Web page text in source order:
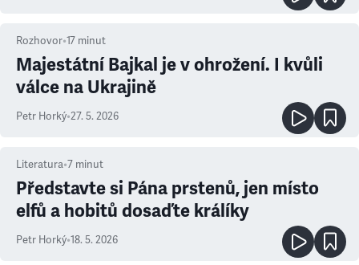
Rozhovor•17 minut
Majestátní Bajkal je v ohrožení. I kvůli
válce na Ukrajině
Petr Horký•27. 5. 2026
Literatura•7 minut
Představte si Pána prstenů, jen místo
elfů a hobitů dosaďte králíky
Petr Horký•18. 5. 2026